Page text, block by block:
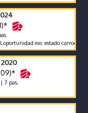
exc estado carrocería y
7 pas.